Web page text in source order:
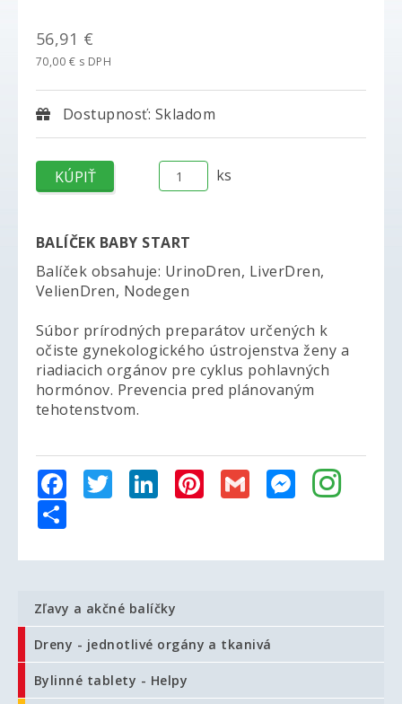
56,91 €
70,00 € s DPH
Dostupnosť: Skladom
ks
BALÍČEK BABY START
Balíček obsahuje: UrinoDren, LiverDren,
VelienDren, Nodegen
Súbor prírodných preparátov určených k
očiste gynekologického ústrojenstva ženy a
riadiacich orgánov pre cyklus pohlavných
hormónov. Prevencia pred plánovaným
tehotenstvom.
FacebookTwitterLinkedInPinterest
Gmail Messenger
Zľavy a akčné balíčky
Dreny - jednotlivé orgány a tkanivá
Bylinné tablety - Helpy